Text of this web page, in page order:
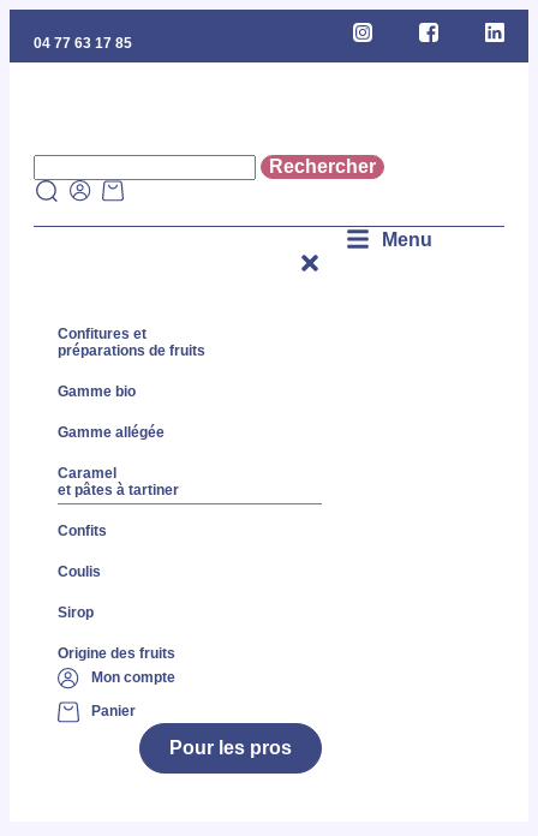
04 77 63 17 85
Confitures et
préparations de fruits
Gamme bio
Gamme allégée
Caramel
et pâtes à tartiner
Confits
Coulis
Sirop
Origine des fruits
Mon compte
Panier
Pour les pros
Menu